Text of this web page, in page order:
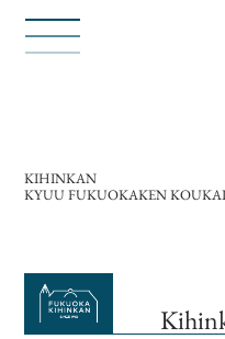
KIHINKAN
KYUU FUKUOKAKEN